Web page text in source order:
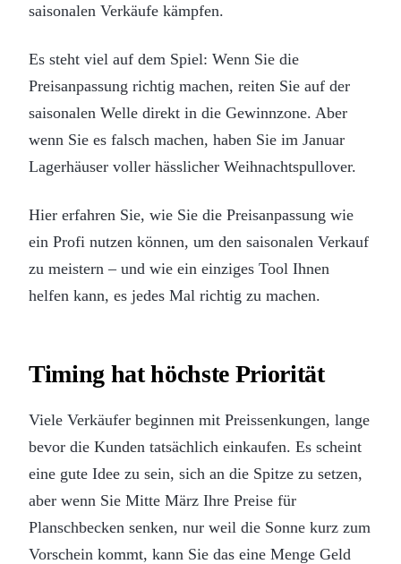
saisonalen Verkäufe kämpfen.
Es steht viel auf dem Spiel: Wenn Sie die
Preisanpassung richtig machen, reiten Sie auf der
saisonalen Welle direkt in die Gewinnzone. Aber
wenn Sie es falsch machen, haben Sie im Januar
Lagerhäuser voller hässlicher Weihnachtspullover.
Hier erfahren Sie, wie Sie die Preisanpassung wie
ein Profi nutzen können, um den saisonalen Verkauf
zu meistern – und wie ein einziges Tool Ihnen
helfen kann, es jedes Mal richtig zu machen.
Timing hat höchste Priorität
Viele Verkäufer beginnen mit Preissenkungen, lange
bevor die Kunden tatsächlich einkaufen. Es scheint
eine gute Idee zu sein, sich an die Spitze zu setzen,
aber wenn Sie Mitte März Ihre Preise für
Planschbecken senken, nur weil die Sonne kurz zum
Vorschein kommt, kann Sie das eine Menge Geld